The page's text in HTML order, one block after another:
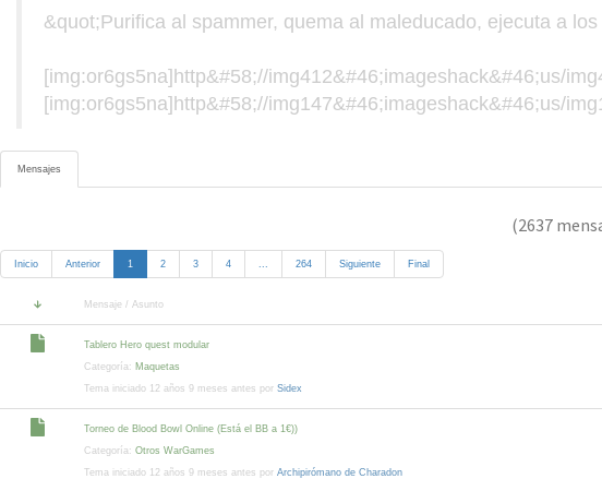
&quot;Purifica al spammer, quema al maleducado, ejecuta a
[img:or6gs5na]http&#58;//img412&#46;imageshack&#46;us/
[img:or6gs5na]http&#58;//img147&#46;imageshack&#46;us/
Mensajes
(2637
Inicio Anterior 1 2 3 4 ... 264 Siguiente Final
Mensaje / Asunto
Tablero Hero quest modular
Categoría: Maquetas
Tema iniciado 12 años 9 meses antes por Sidex
Torneo de Blood Bowl Online (Está el BB a 1€))
Categoría: Otros WarGames
Tema iniciado 12 años 9 meses antes por Archipirómano de Charadon